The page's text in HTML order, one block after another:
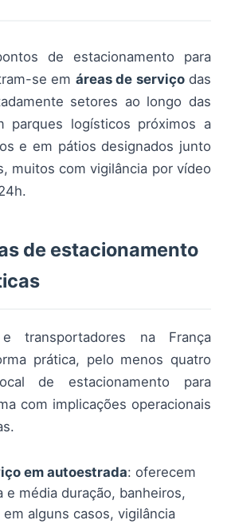
de estacionamento para
se em áreas de serviçodas
setores ao longo das
parques logísticos próximos a
e em pátios designados junto
muitos com vigilância por vídeo
de estacionamento
transportadores na França
prática, pelo menos quatro
de estacionamento para
com implicações operacionais
em autoestrada: oferecem
e média duração, banheiros,
alguns casos, vigilância